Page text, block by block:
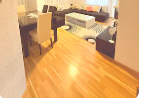
5‑დან 5,0, 14 მიმოხილვა